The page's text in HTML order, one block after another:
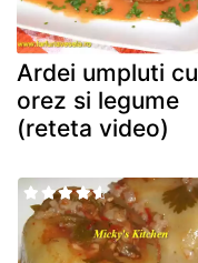
Ardei umpluti cu
orez si legume
(reteta video)